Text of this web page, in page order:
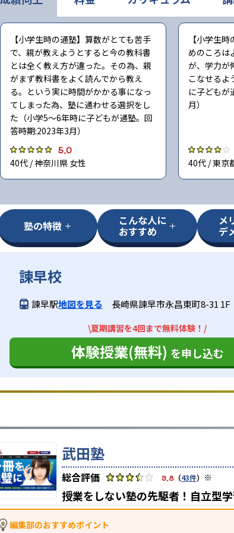
【小学生時の通塾】算数がとても苦手
で、親が教えようとすると今の教科書
とは全く教え方が違った。その為、親
がまず教科書をよく読んでから教え
る。という実に時間がかかる事になっ
てしまった為、塾に通わせる選択をし
た（小学5〜6年時に子どもが通塾。回
答時期:2023年3月）
5.0
40代 / 神奈川県 女性
【小学生
めのころは
が、学力が
こなせるよ
に子どもが
月）
40代 / 東京
塾の特徴 こんな人に
おすすめ
メ
デ
諫早校
諫早駅地図を見る 長崎県諫早市永昌東町8-31 1F
\夏期講習を4回まで無料体験！/
体験授業(無料) を申し込む
武田塾
3.8 （43件） ※
授業をしない塾の先駆者！自立型
編集部のおすすめポイント